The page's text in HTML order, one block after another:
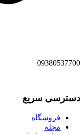
09380537700
دسترسی سریع
فروشگاه
مجله